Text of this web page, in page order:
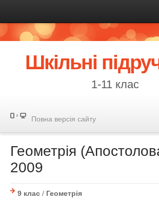
Шкільні
1-11 клас
Повна версія сайту
Геометрія
2009
9 клас / Геометрія